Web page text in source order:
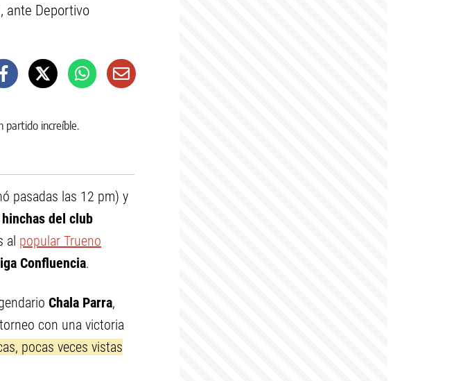
ante Deportivo
pasadas las 12 pm) y
del club
al popular Trueno
Confluencia.
Chala Parra,
con una victoria
pocas veces vistas